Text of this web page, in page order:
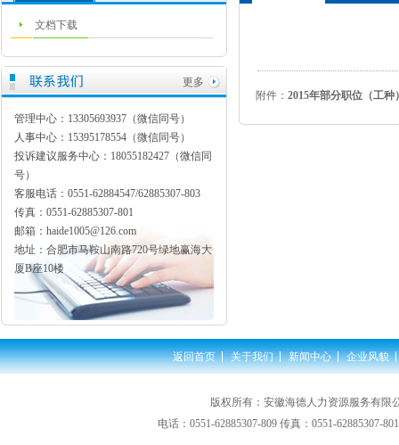
文档下载
更多
管理中心：13305693937（微信同号）
人事中心：15395178554（微信同号）
投诉建议服务中心：18055182427（微信同
号）
客服电话：0551-62884547/62885307-803
传真：0551-62885307-801
邮箱：haide1005@126.com
地址：合肥市马鞍山南路720号绿地赢海大
厦B座10楼
附件： 2015年部分职位（工
返回首页 关于我们 新闻中心 企业风貌
版权所有：安徽海德人力资源服务有限
电话：0551-62885307-809 传真：0551-62885307-